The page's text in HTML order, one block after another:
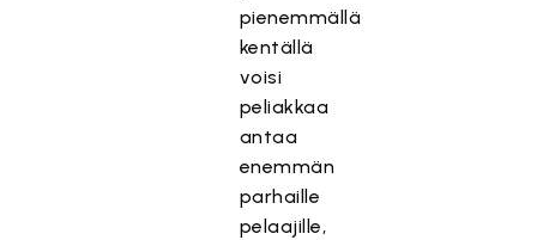
pienemmällä
kentällä
voisi
peliakkaa
antaa
enemmän
parhaille
pelaajille,